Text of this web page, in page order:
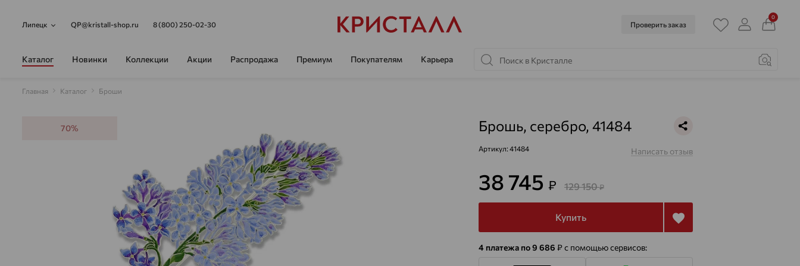
Липецк QP@kristall-shop.ru 8 (800) 250-02-30 Проверить заказ
0
Каталог Новинки Коллекции Акции Распродажа Премиум Покупателям Карьера
Главная Каталог Броши
70% Брошь, серебро, 41484
Артикул: 41484 Написать отзыв
38 745 ₽ 129 150₽
Купить
4 платежа по 9 686 ₽с помощью сервисов: